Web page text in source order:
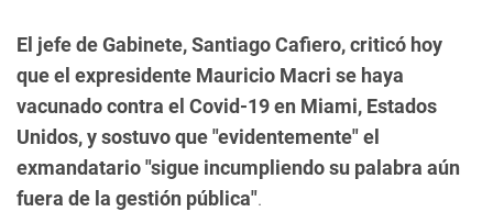
El jefe de Gabinete, Santiago Cafiero, criticó hoy
que el expresidente Mauricio Macri se haya
vacunado contra el Covid-19 en Miami, Estados
Unidos, y sostuvo que "evidentemente" el
exmandatario "sigue incumpliendo su palabra aún
fuera de la gestión pública".